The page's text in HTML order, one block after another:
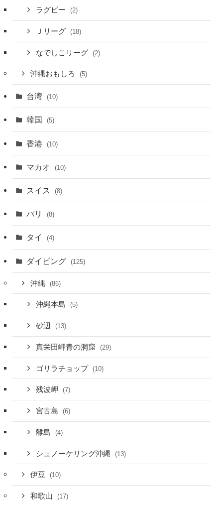
ラグビー (2)
Ｊリーグ (18)
なでしこリーグ (2)
沖縄おもしろ (5)
台湾 (10)
韓国 (5)
香港 (10)
マカオ (10)
スイス (8)
パリ (8)
タイ (4)
ダイビング (125)
沖縄 (86)
沖縄本島 (5)
砂辺 (13)
真栄田岬青の洞窟 (29)
ゴリラチョップ (10)
残波岬 (7)
宮古島 (6)
離島 (4)
シュノーケリング沖縄 (13)
伊豆 (10)
和歌山 (17)